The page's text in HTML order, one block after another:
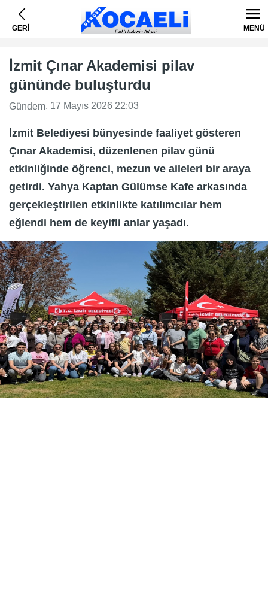
GERİ MENÜ
İzmit Çınar Akademisi pilav
gününde buluşturdu
Gündem, 17 Mayıs 2026 22:03
İzmit Belediyesi bünyesinde faaliyet gösteren
Çınar Akademisi, düzenlenen pilav günü
etkinliğinde öğrenci, mezun ve aileleri bir araya
getirdi. Yahya Kaptan Gülümse Kafe arkasında
gerçekleştirilen etkinlikte katılımcılar hem
eğlendi hem de keyifli anlar yaşadı.